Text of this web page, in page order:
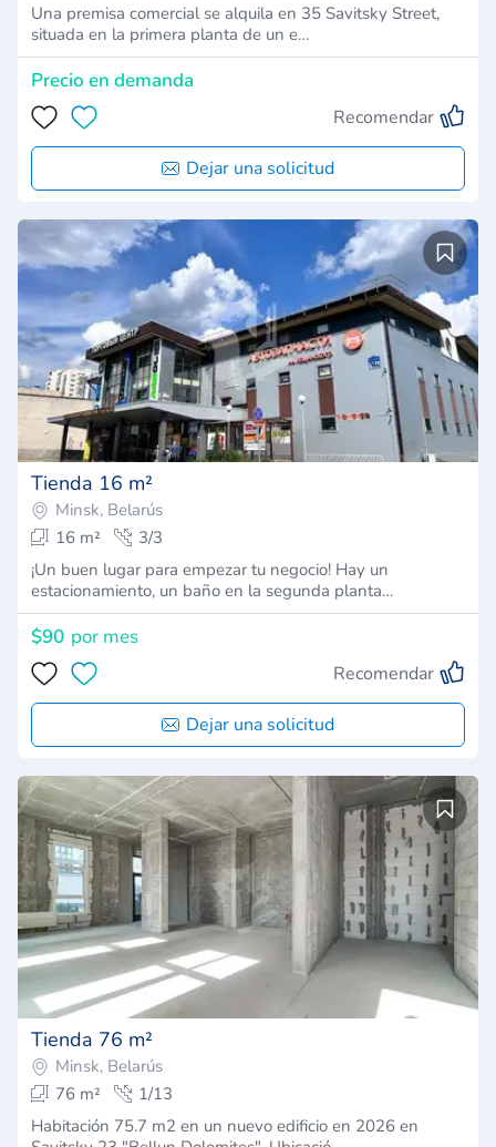
Una premisa comercial se alquila en 35 Savitsky Street,
situada en la primera planta de un e…
Precio en demanda
Recomendar
Dejar una solicitud
Tienda 16 m²
Minsk, Belarús
16 m²
3/3
¡Un buen lugar para empezar tu negocio! Hay un
estacionamiento, un baño en la segunda planta…
$90 por mes
Recomendar
Dejar una solicitud
Tienda 76 m²
Minsk, Belarús
76 m²
1/13
Habitación 75.7 m2 en un nuevo edificio en 2026 en